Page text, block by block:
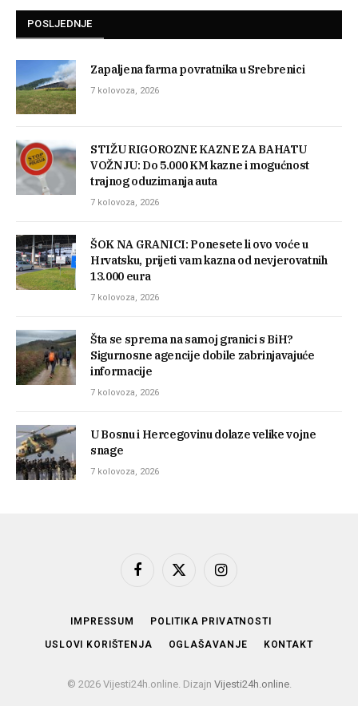
POSLJEDNJE
Zapaljena farma povratnika u Srebrenici
7 kolovoza, 2026
STIŽU RIGOROZNE KAZNE ZA BAHATU
VOŽNJU: Do 5.000 KM kazne i mogućnost
trajnog oduzimanja auta
7 kolovoza, 2026
ŠOK NA GRANICI: Ponesete li ovo voće u
Hrvatsku, prijeti vam kazna od nevjerovatnih
13.000 eura
7 kolovoza, 2026
Šta se sprema na samoj granici s BiH?
Sigurnosne agencije dobile zabrinjavajuće
informacije
7 kolovoza, 2026
U Bosnu i Hercegovinu dolaze velike vojne
snage
7 kolovoza, 2026
Facebook
X
Instagram
IMPRESSUM POLITIKA PRIVATNOSTI
USLOVI KORIŠTENJA OGLAŠAVANJE KONTAKT
© 2026 Vijesti24h.online. Dizajn Vijesti24h.online.